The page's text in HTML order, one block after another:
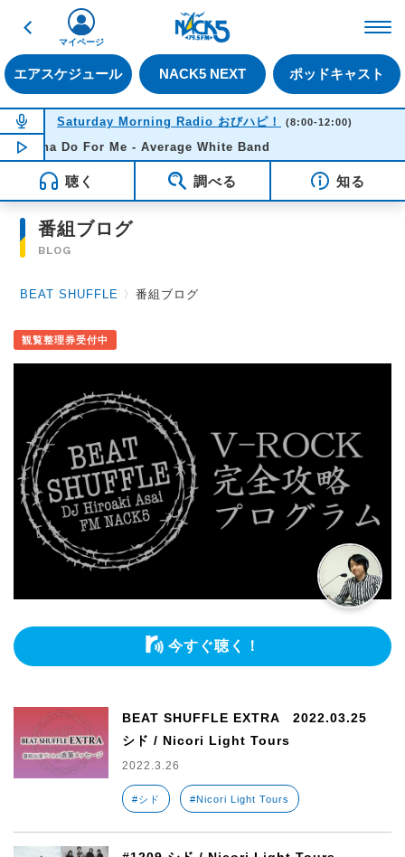
戻る
エアスケジュール NACK5 NEXT ポッドキャスト
マイページ
NOW ON AIR
Saturday Morning Radio おびハピ！ (8:00-12:00)
NOW PLAYING 10:54
Do For Me - Average White Band
聴く 調べる 知る
番組ブログ
BLOG
BEAT SHUFFLE 〉番組ブログ
観覧整理券受付中
今すぐ聴く！
BEAT SHUFFLE EXTRA 2022.03.25
シド / Nicori Light Tours
2022.3.26
#シド #Nicori Light Tours